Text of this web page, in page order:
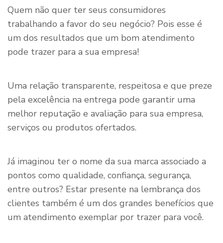
Quem não quer ter seus consumidores
trabalhando a favor do seu negócio? Pois esse é
um dos resultados que um bom atendimento
pode trazer para a sua empresa!
Uma relação transparente, respeitosa e que preze
pela excelência na entrega pode garantir uma
melhor reputação e avaliação para sua empresa,
serviços ou produtos ofertados.
Já imaginou ter o nome da sua marca associado a
pontos como qualidade, confiança, segurança,
entre outros? Estar presente na lembrança dos
clientes também é um dos grandes benefícios que
um atendimento exemplar por trazer para você.